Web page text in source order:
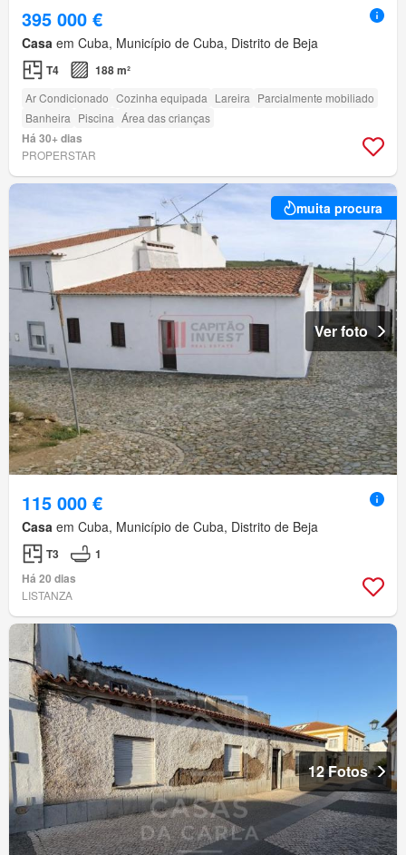
395 000 €
Casa em Cuba, Município de Cuba, Distrito de Beja
T4 188 m²
Ar Condicionado Cozinha equipada Lareira Parcialmente mobiliado
Banheira Piscina Área das crianças
Há 30+ dias
PROPERSTAR
muita procura
Ver foto
115 000 €
Casa em Cuba, Município de Cuba, Distrito de Beja
T3
1
Há 20 dias
LISTANZA
12 Fotos